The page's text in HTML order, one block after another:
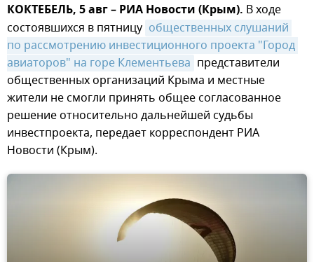
КОКТЕБЕЛЬ, 5 авг – РИА Новости (Крым). В ходе
состоявшихся в пятницу общественных слушаний
по рассмотрению инвестиционного проекта "Город
авиаторов" на горе Клементьева представители
общественных организаций Крыма и местные
жители не смогли принять общее согласованное
решение относительно дальнейшей судьбы
инвестпроекта, передает корреспондент РИА
Новости (Крым).